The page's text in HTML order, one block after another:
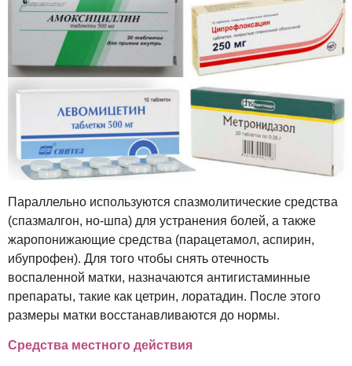
Параллельно используются спазмолитические средства
(спазмалгон, но-шпа) для устранения болей, а также
жаропонижающие средства (парацетамол, аспирин,
ибупрофен). Для того чтобы снять отечность
воспаленной матки, назначаются антигистаминные
препараты, такие как цетрин, лоратадин. После этого
размеры матки восстанавливаются до нормы.
Средства местного действия